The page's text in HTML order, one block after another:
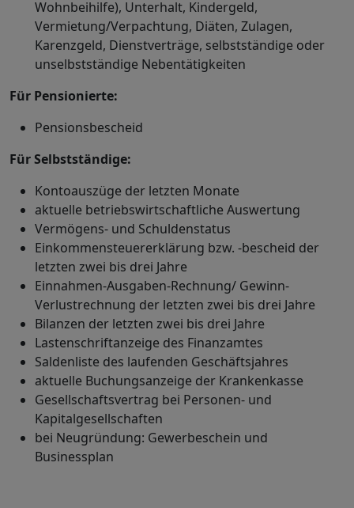
Wohnbeihilfe), Unterhalt, Kindergeld,
Vermietung/Verpachtung, Diäten, Zulagen,
Karenzgeld, Dienstverträge, selbstständige oder
unselbstständige Nebentätigkeiten
Für Pensionierte:
Pensionsbescheid
Für Selbstständige:
Kontoauszüge der letzten Monate
aktuelle betriebswirtschaftliche Auswertung
Vermögens- und Schuldenstatus
Einkommensteuererklärung bzw. -bescheid der
letzten zwei bis drei Jahre
Einnahmen-Ausgaben-Rechnung/ Gewinn-
Verlustrechnung der letzten zwei bis drei Jahre
Bilanzen der letzten zwei bis drei Jahre
Lastenschriftanzeige des Finanzamtes
Saldenliste des laufenden Geschäftsjahres
aktuelle Buchungsanzeige der Krankenkasse
Gesellschaftsvertrag bei Personen- und
Kapitalgesellschaften
bei Neugründung: Gewerbeschein und
Businessplan